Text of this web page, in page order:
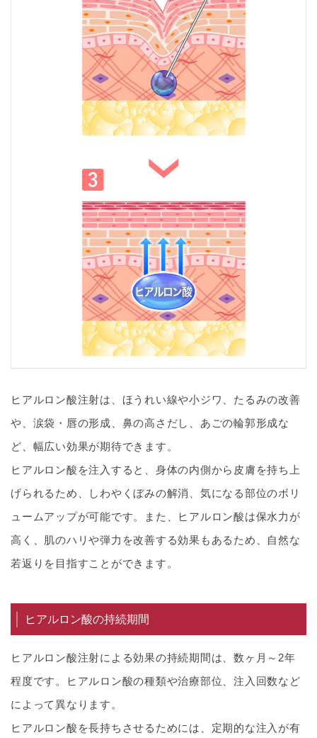
ヒアルロン酸注射は、ほうれい線や小ジワ、たるみの改善
や、涙袋・唇の形成、鼻の高さだし、あごの輪郭形成な
ど、幅広い効果が期待できます。
ヒアルロン酸を注入すると、身体の内側から皮膚を持ち上
げられるため、しわやくぼみの解消、気になる部位のボリ
ュームアップが可能です。また、ヒアルロン酸は保水力が
高く、肌のハリや弾力を改善する効果もあるため、自然な
若返りを目指すことができます。
ヒアルロン酸の持続期間
ヒアルロン酸注射による効果の持続期間は、数ヶ月～2年
程度です。ヒアルロン酸の種類や治療部位、注入回数など
によって異なります。
ヒアルロン酸を長持ちさせるためには、定期的な注入が有